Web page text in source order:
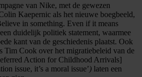
van Nike, met de gewezen
Kaepernic als het nieuwe boegbeeld,
in something. Even if it means
duidelijk politiek statement, waarmee
kant van de geschiedenis plaatst. Ook
Tim Cook over het migratiebeleid van de
Action for Childhood Arrivals]
issue, it’s a moral issue’) laten een